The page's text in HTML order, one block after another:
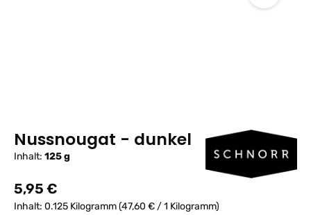
Nussnougat - dunkel
Inhalt: 125 g
Regulärer Preis:
5,95 €
Inhalt: 0.125 Kilogramm(47,60 € / 1 Kilogramm)